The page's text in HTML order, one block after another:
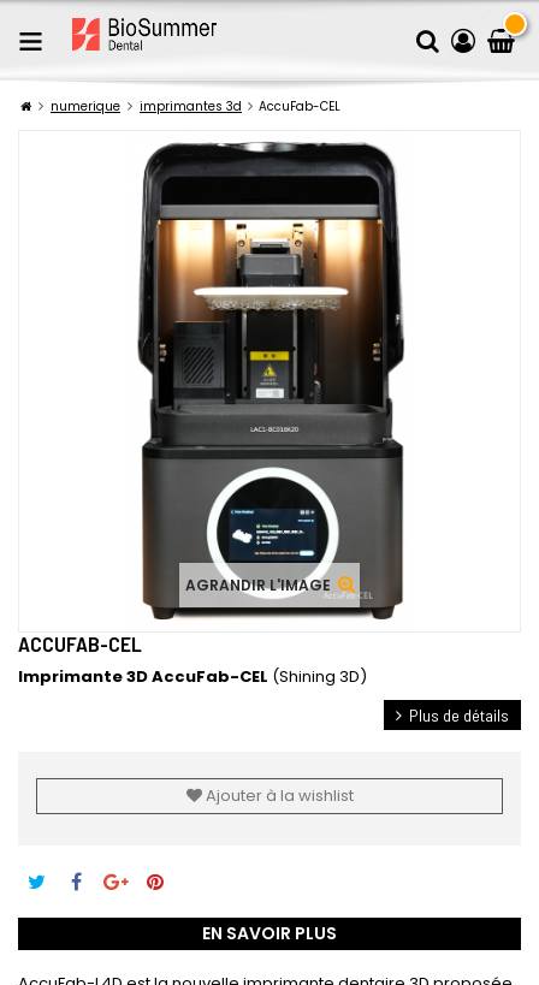
numerique imprimantes 3d AccuFab-CEL
AGRANDIR L'IMAGE
ACCUFAB-CEL
Imprimante 3D AccuFab-CEL (Shining 3D)
Plus de détails
Ajouter à la wishlist
EN SAVOIR PLUS